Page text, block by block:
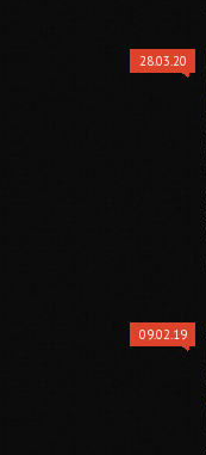
28.03.20
09.02.19